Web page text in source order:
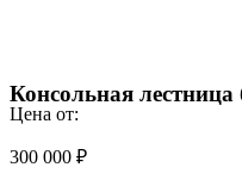
Консольная
Цена от:
300 000 ₽